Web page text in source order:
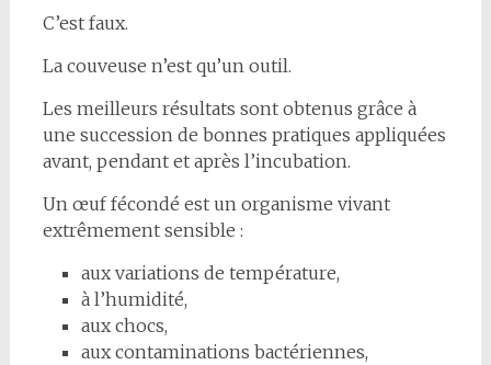
C’est faux.
La couveuse n’est qu’un outil.
Les meilleurs résultats sont obtenus grâce à
une succession de bonnes pratiques appliquées
avant, pendant et après l’incubation.
Un œuf fécondé est un organisme vivant
extrêmement sensible :
aux variations de température,
à l’humidité,
aux chocs,
aux contaminations bactériennes,